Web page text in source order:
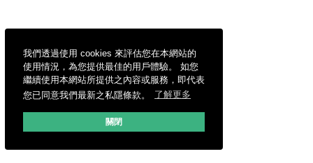
我們透過使用 cookies 來評估您在本網站的
使用情況，為您提供最佳的用戶體驗。 如您
繼續使用本網站所提供之內容或服務，即代表
您已同意我們最新之私隱條款。
了解更多
關閉